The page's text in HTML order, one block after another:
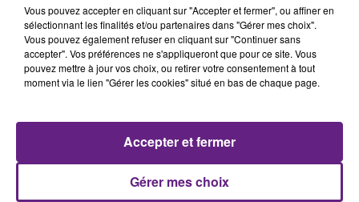
Vous pouvez accepter en cliquant sur "Accepter et fermer", ou affiner en
sélectionnant les finalités et/ou partenaires dans "Gérer mes choix".
Vous pouvez également refuser en cliquant sur "Continuer sans
accepter". Vos préférences ne s'appliqueront que pour ce site. Vous
pouvez mettre à jour vos choix, ou retirer votre consentement à tout
moment via le lien "Gérer les cookies" situé en bas de chaque page.
Gérer mes choix
Accepter et fermer